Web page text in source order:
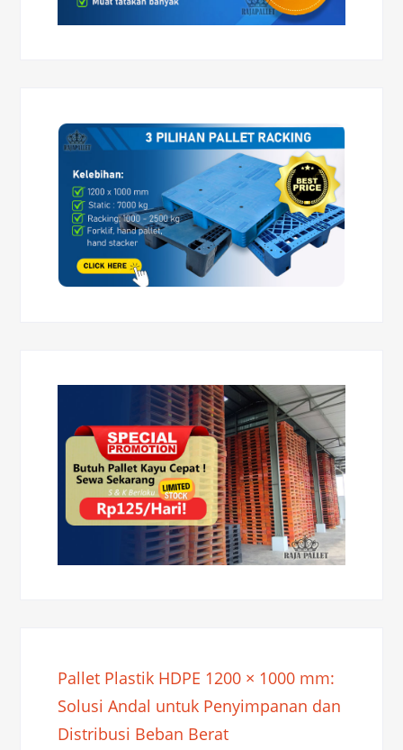
Pallet Plastik HDPE 1200 × 1000 mm:
Solusi Andal untuk Penyimpanan dan
Distribusi Beban Berat